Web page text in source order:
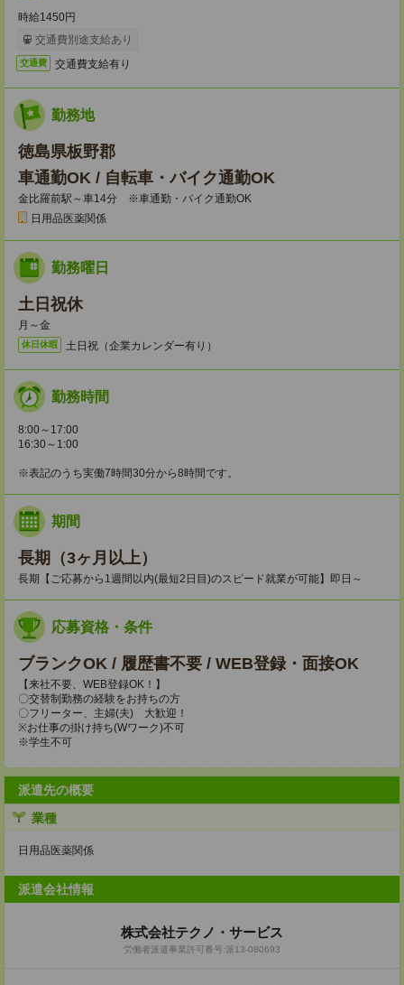
時給1450円
交通費別途支給あり
交通費 交通費支給有り
勤務地
徳島県板野郡
車通勤OK / 自転車・バイク通勤OK
金比羅前駅～車14分 ※車通勤・バイク通勤OK
日用品医薬関係
勤務曜日
土日祝休
月～金
休日休暇 土日祝（企業カレンダー有り）
勤務時間
8:00～17:00
16:30～1:00
※表記のうち実働7時間30分から8時間です。
期間
長期（3ヶ月以上）
長期【ご応募から1週間以内(最短2日目)のスピード就業が可能】即日～
応募資格・条件
ブランクOK / 履歴書不要 / WEB登録・面接OK
【来社不要、WEB登録OK！】
〇交替制勤務の経験をお持ちの方
〇フリーター、主婦(夫) 大歓迎！
※お仕事の掛け持ち(Wワーク)不可
※学生不可
派遣先の概要
業種
日用品医薬関係
派遣会社情報
株式会社テクノ・サービス
労働者派遣事業許可番号:派13-080693